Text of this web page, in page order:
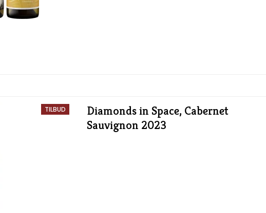
TILBUD
Diamonds in Space, Cabernet
Sauvignon 2023